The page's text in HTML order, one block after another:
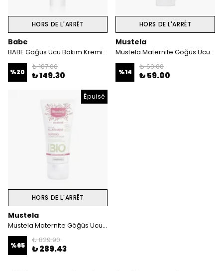
HORS DE L'ARRÊT
Babe
BABE Göğüs Ucu Bakım Kremi - 30ml
%20
₺ 187.06
₺ 149.30
HORS DE L'ARRÊT
Mustela
Mustela Maternite Göğüs Ucu Kremi 10 ml
%14
₺ 69.00
₺ 59.00
Épuisé
HORS DE L'ARRÊT
Mustela
Mustela Maternite Göğüs Ucu Kremi 30 ml
%65
₺ 829.90
₺ 289.43